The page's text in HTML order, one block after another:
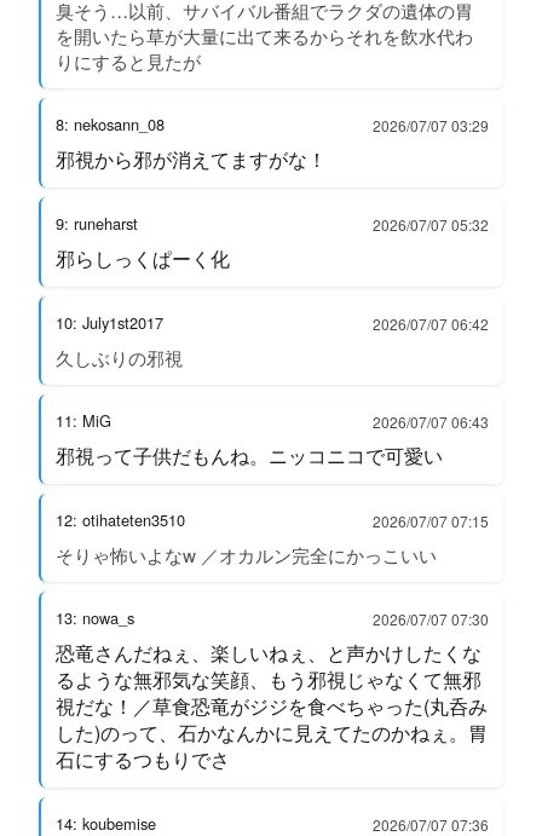
臭そう…以前、サバイバル番組でラクダの遺体の胃
を開いたら草が大量に出て来るからそれを飲水代わ
りにすると見たが
8: nekosann_08 2026/07/07 03:29
邪視から邪が消えてますがな！
9: runeharst 2026/07/07 05:32
邪らしっくぱーく化
10: July1st2017 2026/07/07 06:42
久しぶりの邪視
11: MiG 2026/07/07 06:43
邪視って子供だもんね。ニッコニコで可愛い
12: otihateten3510 2026/07/07 07:15
そりゃ怖いよなw ／オカルン完全にかっこいい
13: nowa_s 2026/07/07 07:30
恐竜さんだねぇ、楽しいねぇ、と声かけしたくな
るような無邪気な笑顔、もう邪視じゃなくて無邪
視だな！／草食恐竜がジジを食べちゃった(丸呑み
した)のって、石かなんかに見えてたのかねぇ。胃
石にするつもりでさ
14: koubemise 2026/07/07 07:36